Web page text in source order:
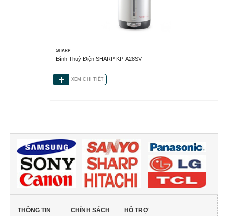
SHARP
Bình Thuỷ Điện SHARP KP-A28SV
XEM CHI TIẾT
THÔNG TIN
CHÍNH SÁCH
HỖ TRỢ